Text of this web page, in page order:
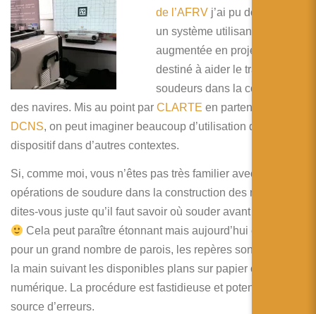
Deutsch
Español
de l’AFRV j’ai pu découvrir
un système utilisant la réalité
augmentée en projection
destiné à aider le travail des
soudeurs dans la construction
des navires. Mis au point par CLARTE en partenariat avec
DCNS, on peut imaginer beaucoup d’utilisation de ce
dispositif dans d’autres contextes.
Si, comme moi, vous n’êtes pas très familier avec les
opérations de soudure dans la construction des navires,
dites-vous juste qu’il faut savoir où souder avant de le faire
Cela peut paraître étonnant mais aujourd’hui encore,
pour un grand nombre de parois, les repères sont tracés à
la main suivant les disponibles plans sur papier ou tablette
numérique. La procédure est fastidieuse et potentiellement
source d’erreurs.